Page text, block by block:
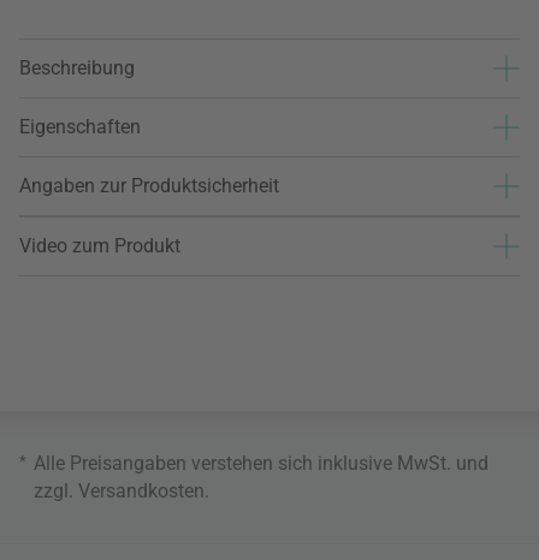
Beschreibung
Eigenschaften
Angaben zur Produktsicherheit
Video zum Produkt
* Alle Preisangaben verstehen sich inklusive MwSt. und
zzgl. Versandkosten